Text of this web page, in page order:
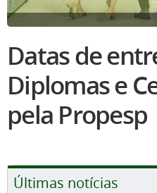
Datas de
Diplomas e
pela Propesp
Últimas notícias